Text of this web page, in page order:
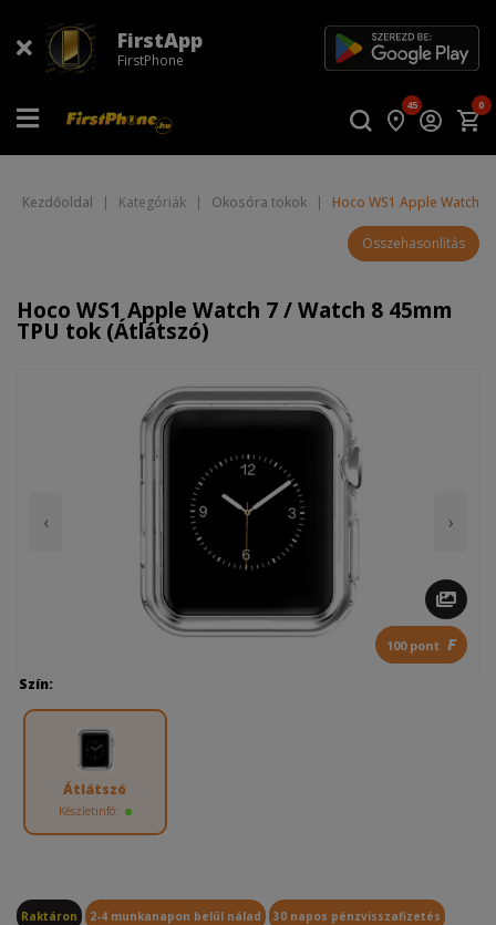
FirstApp
FirstPhone
45 0
Kezdőoldal | Kategóriák | Okosóra tokok | Hoco WS1 Apple Watch
Összehasonlítás
Hoco WS1 Apple Watch 7 / Watch 8 45mm
TPU tok (Átlátszó)
‹ ›
100 pont F
Szín:
Átlátszó
Készletinfó:
Raktáron 2-4 munkanapon belül nálad 30 napos pénzvisszafizetés